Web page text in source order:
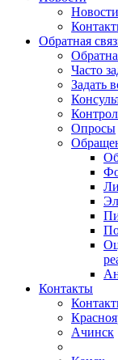
Новости
Обратная
Часто
Задать
Опросы
Контакты
Ачинск